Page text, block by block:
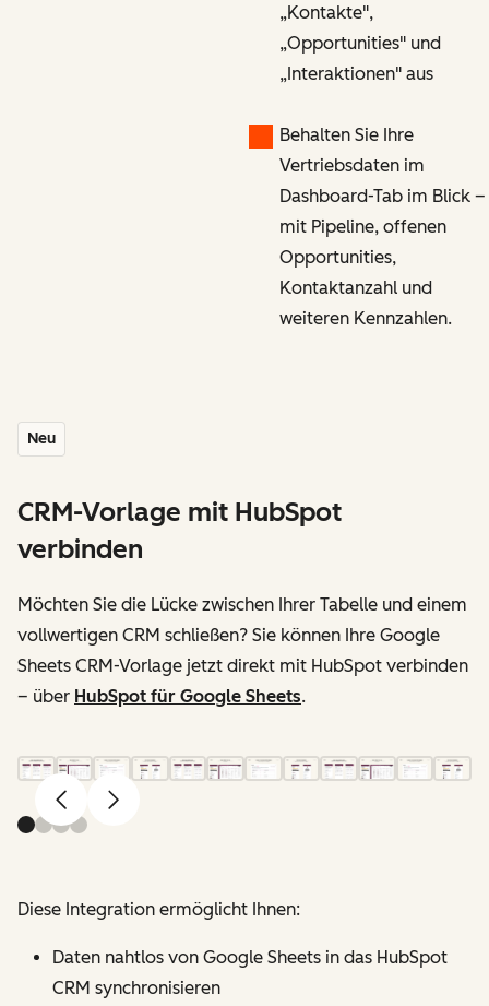
„Kontakte",
„Opportunities" und
„Interaktionen" aus
Behalten Sie Ihre
Vertriebsdaten im
Dashboard-Tab im Blick –
mit Pipeline, offenen
Opportunities,
Kontaktanzahl und
weiteren Kennzahlen.
Neu
CRM-Vorlage mit HubSpot
verbinden
Möchten Sie die Lücke zwischen Ihrer Tabelle und einem
vollwertigen CRM schließen? Sie können Ihre Google
Sheets CRM-Vorlage jetzt direkt mit HubSpot verbinden
– über HubSpot für Google Sheets.
ZurückWeiter
Diese Integration ermöglicht Ihnen:
Daten nahtlos von Google Sheets in das HubSpot
CRM synchronisieren